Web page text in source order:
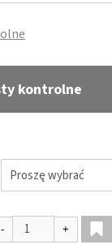
kontrolne